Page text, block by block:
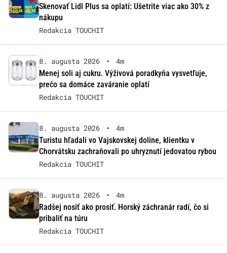
Skenovať Lidl Plus sa oplatí: Ušetrite viac ako 30% z
nákupu
Redakcia TOUCHIT
8. augusta 2026 •
4m
Menej soli aj cukru. Výživová poradkyňa vysvetľuje,
prečo sa domáce zaváranie oplatí
Redakcia TOUCHIT
8. augusta 2026 •
4m
Turistu hľadali vo Vajskovskej doline, klientku v
Chorvátsku zachraňovali po uhryznutí jedovatou rybou
Redakcia TOUCHIT
8. augusta 2026 •
4m
Radšej nosiť ako prosiť. Horský záchranár radí, čo si
pribaliť na túru
Redakcia TOUCHIT